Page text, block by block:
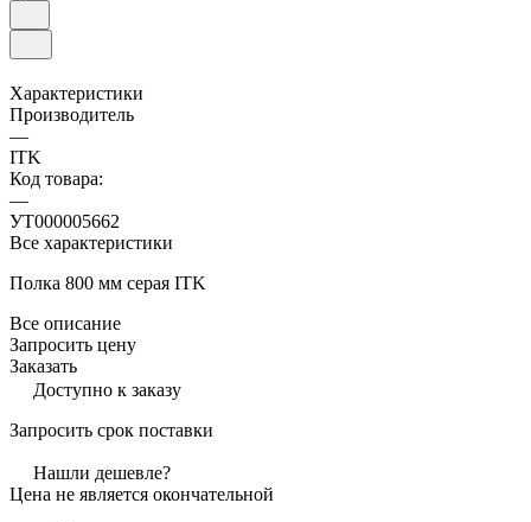
Характеристики
Производитель
—
ITK
Код товара:
—
УТ000005662
Все характеристики
Полка 800 мм серая ITK
Все описание
Запросить цену
Заказать
Доступно к заказу
Запросить срок поставки
Нашли дешевле?
Цена не является окончательной